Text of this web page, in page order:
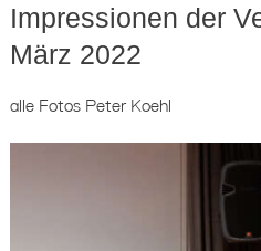
Impressionen der
März 2022
alle Fotos Peter Koehl